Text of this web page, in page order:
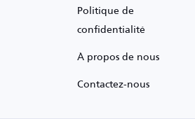
Politique de
confidentialité
À propos de nous
Contactez-nous